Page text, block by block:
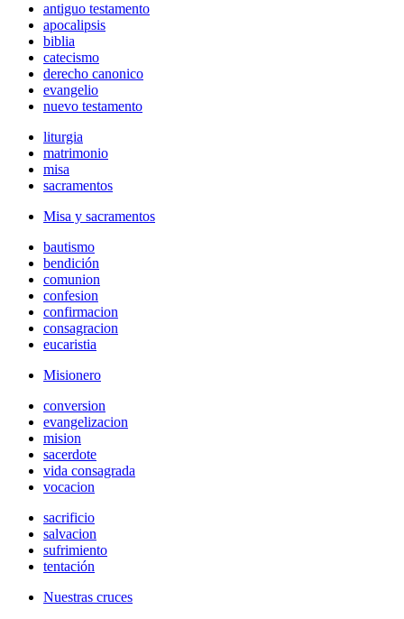
antiguo testamento
apocalipsis
biblia
catecismo
derecho canonico
evangelio
nuevo testamento
liturgia
matrimonio
misa
sacramentos
Misa y sacramentos
bautismo
bendición
comunion
confesion
confirmacion
consagracion
eucaristia
Misionero
conversion
evangelizacion
mision
sacerdote
vida consagrada
vocacion
sacrificio
salvacion
sufrimiento
tentación
Nuestras cruces